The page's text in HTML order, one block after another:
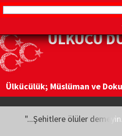
ÜLKÜCÜ
Ülkücülük; Müslüman ve
"...Şehitlere ölüler